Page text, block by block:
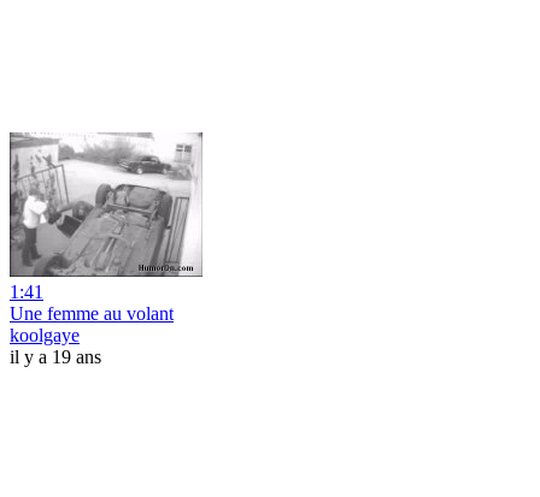
1:41
Une femme au volant
koolgaye
il y a 19 ans